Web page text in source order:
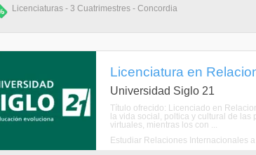
Licenciaturas - 3 Cuatrimestres - Concordia
Licenciatura en
Universidad Siglo 21
Título ofrecido: Licenciado en
la vida social, poltica y cultural de
virtuales, mientras los con ...
Estudiar Relaciones Internacionales